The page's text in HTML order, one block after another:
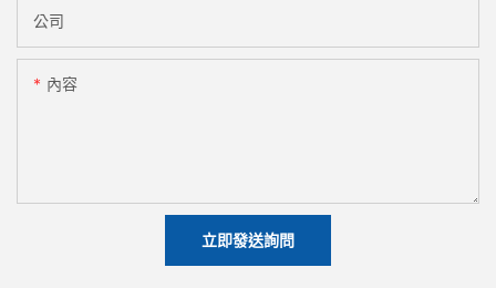
公司
內容
立即發送詢問